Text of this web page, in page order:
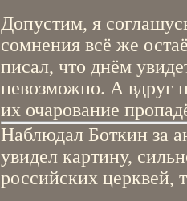
Допустим, я
сомнения всё же
писал, что днём
невозможно. А вдруг
их очарование
Наблюдал Боткин за
увидел картину,
российских церквей,